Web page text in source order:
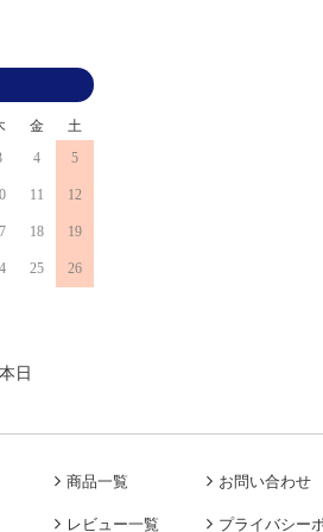
金
土
4 5
11 12
18 19
25 26
日
商品一覧
レビュー一覧
お問い合わせ
プライバシー